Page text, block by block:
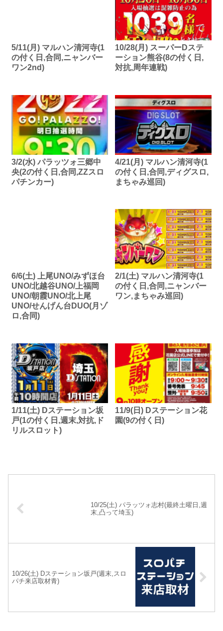
5/11(月) マルハン清河寺(1
の付く日,合同,ニャンバー
ワン2nd)
10/28(月) スーパーDステ
ーション熊谷(8の付く日,
対抗,周年連戦)
3/2(水) パラッツォ三郷中
央(2の付く日,合同,ZZスロ
パチンカー)
4/21(月) マルハン清河寺(1
の付く日,合同,ディグスロ,
まちゃみ巡回)
6/6(土) 上尾UNO/みずほ台
UNO/北越谷UNO/上福岡
UNO/朝霞UNO/北上尾
UNO/せんげん台DUO(月ゾ
ロ,合同)
2/1(土) マルハン清河寺(1
の付く日,合同,ニャンバー
ワン,まちゃみ巡回)
1/11(土) Dステーション坂
戸(1の付く日,週末,対抗,ド
リルスロット)
11/9(日) Dステーション花
園(9の付く日)
10/25(土) パラッツォ志村(最終土曜日,週
末,凸って埼玉)
10/26(土) Dステーション坂戸(週末,スロ
パチ来店取材青)